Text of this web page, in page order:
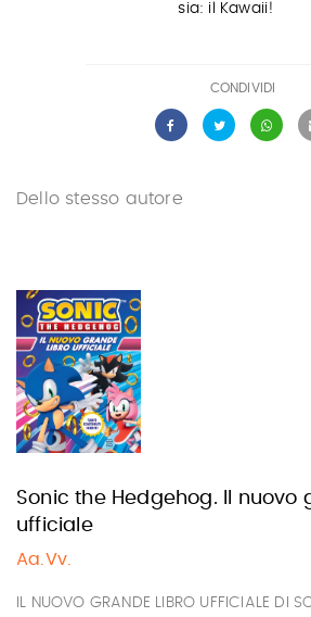
sia: il Kawaii!
CONDIVIDI
Dello stesso autore
Sonic the Hedgehog. Il nuovo
ufficiale
Aa.Vv.
IL NUOVO GRANDE LIBRO UFFICIALE DI